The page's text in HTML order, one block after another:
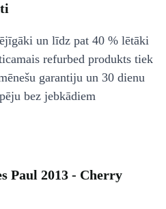
un līdz pat 40 % lētāki
refurbed produkts tiek
garantiju un 30 dienu
bez jebkādiem
Paul 2013 - Cherry